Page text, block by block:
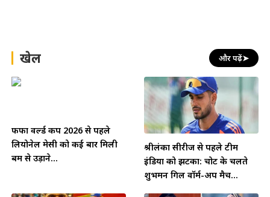
खेल और पढ़ें➤
फीफा वर्ल्ड कप 2026 से पहले
लियोनेल मेसी को कई बार मिली
बम से उड़ाने...
श्रीलंका सीरीज से पहले टीम
इंडिया को झटका: चोट के चलते
शुभमन गिल वॉर्म-अप मैच...